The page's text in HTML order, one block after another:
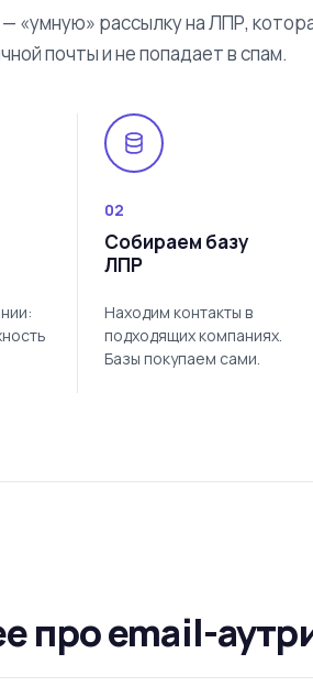
«умную» рассылку на ЛПР,
почты и не попадает в спам.
02
Собираем базу
ЛПР
Находим контакты в
подходящих компаниях.
Базы покупаем сами.
про email-